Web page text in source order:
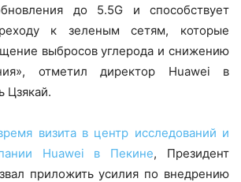
до 5.5G и способствует
к зеленым сетям, которые
выбросов углерода и снижению
отметил директор Huawei в
Цзякай.
визита в центр исследований и
Huawei в Пекине, Президент
приложить усилия по внедрению